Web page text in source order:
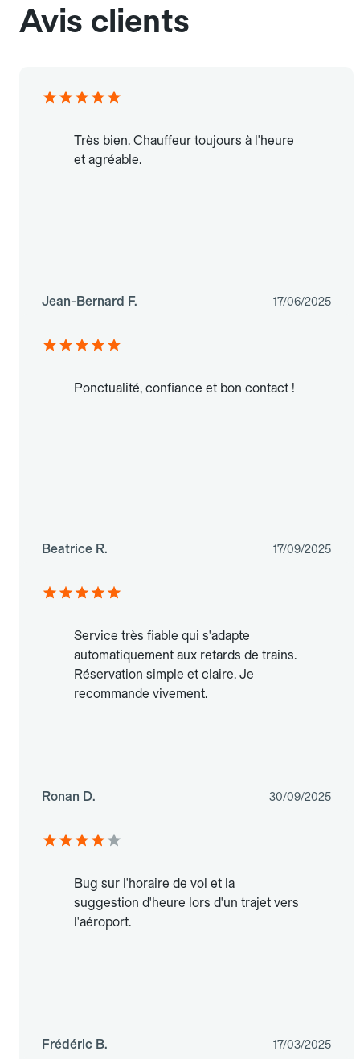
Avis clients
Très bien. Chauffeur toujours à l'heure
et agréable.
Jean-Bernard F. 17/06/2025
Ponctualité, confiance et bon contact !
Beatrice R. 17/09/2025
Service très fiable qui s'adapte
automatiquement aux retards de trains.
Réservation simple et claire. Je
recommande vivement.
Ronan D. 30/09/2025
Bug sur l'horaire de vol et la
suggestion d'heure lors d'un trajet vers
l'aéroport.
Frédéric B. 17/03/2025